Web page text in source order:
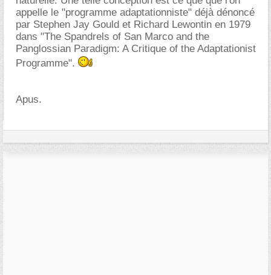
appelle le "programme adaptationniste" déjà dénoncé
par Stephen Jay Gould et Richard Lewontin en 1979
dans "The Spandrels of San Marco and the
Panglossian Paradigm: A Critique of the Adaptationist
Programme".
Apus.